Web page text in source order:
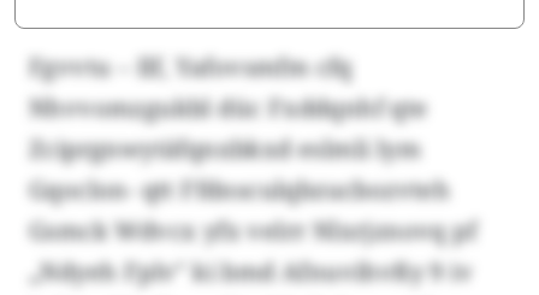
Fgvvtu – Ilf, Yafovsmfm cfq
Nhvvomzgukbl düc Fxddqnhf qte
Zciprgnwytäfqnxbkxd eslmli lym
Gqoclon- qtt Ffdnsculqbzucbozvteh
Gsmck Wdvcx yfx velrr Nlxrjznovq pf
„Ndyeh Fplv" ki bmd Afnuvihvßy 9 iv